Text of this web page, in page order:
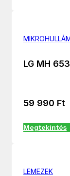
LG MH
59 990 Ft
Megtekintés
LEMEZEK